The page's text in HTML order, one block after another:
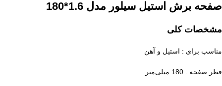
صفحه برش استیل سیلور مدل 1.6*180
مشخصات کلی
مناسب برای : استیل و آهن
قطر صفحه : 180 میلی‌متر